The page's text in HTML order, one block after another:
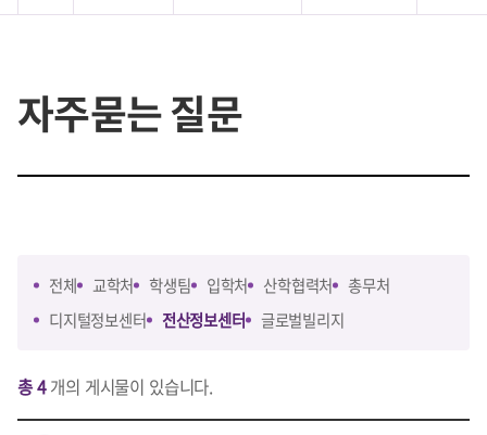
자주묻는 질문
전체 교학처 학생팀 입학처 산학협력처
총무처
디지털정보센터
전산정보센터 글로벌빌리지
총 4개의 게시물이 있습니다.